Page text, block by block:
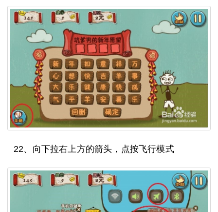
22、向下拉右上方的箭头，点按飞行模式